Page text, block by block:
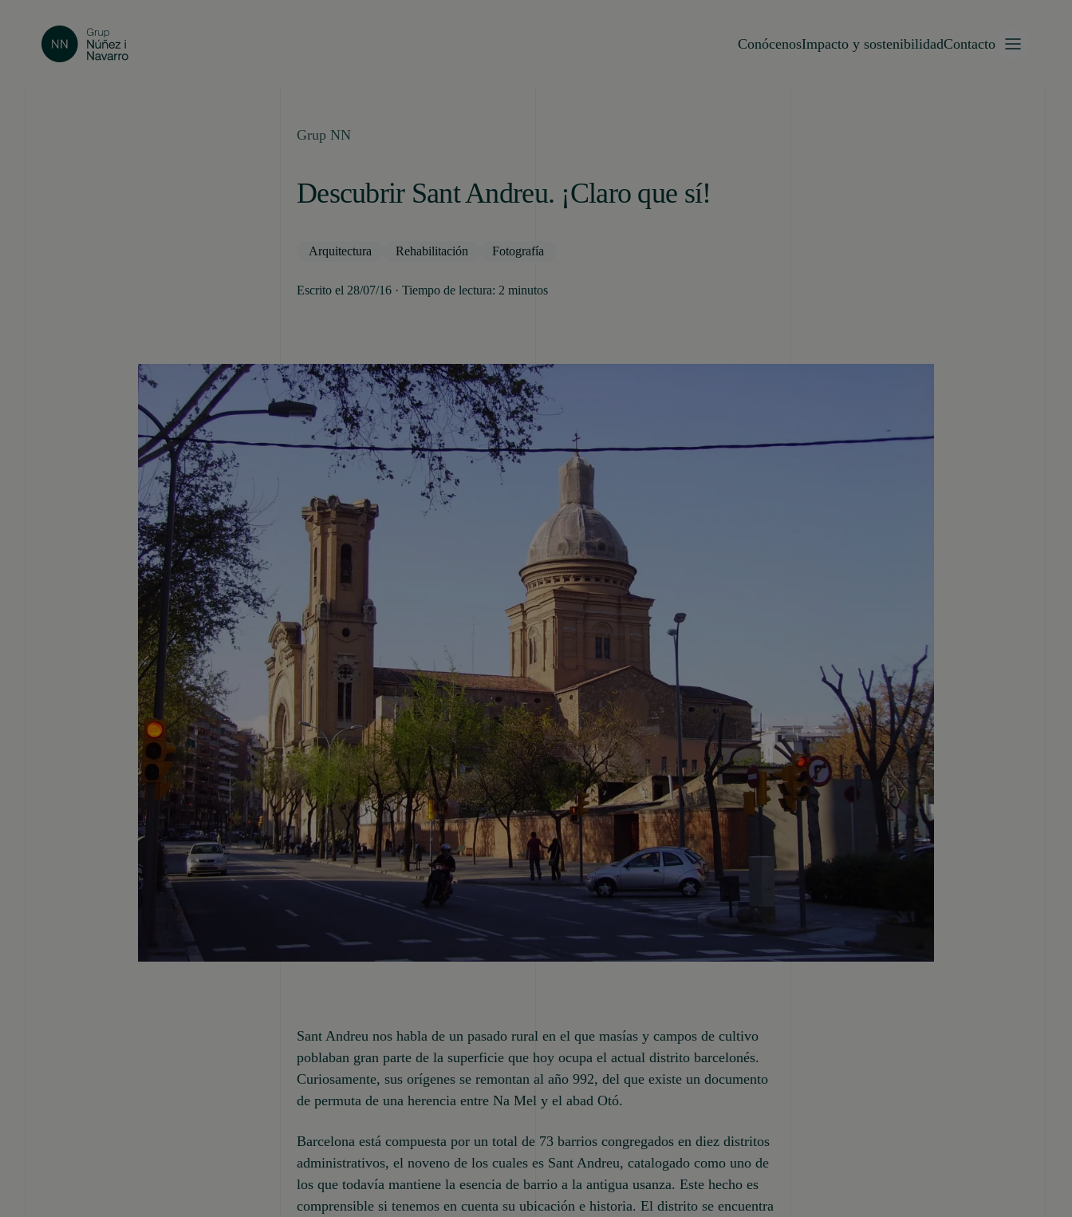
ConócenosImpacto y sostenibilidadContacto
Grup NN
Descubrir Sant Andreu. ¡Claro que sí!
Arquitectura Rehabilitación Fotografía
Escrito el 28/07/16 · Tiempo de lectura: 2 minutos
Sant Andreu nos habla de un pasado rural en el que masías y campos de cultivo
poblaban gran parte de la superficie que hoy ocupa el actual distrito barcelonés.
Curiosamente, sus orígenes se remontan al año 992, del que existe un documento
de permuta de una herencia entre Na Mel y el abad Otó.
Barcelona está compuesta por un total de 73 barrios congregados en diez distritos
administrativos, el noveno de los cuales es Sant Andreu, catalogado como uno de
los que todavía mantiene la esencia de barrio a la antigua usanza. Este hecho es
comprensible si tenemos en cuenta su ubicación e historia. El distrito se encuentra